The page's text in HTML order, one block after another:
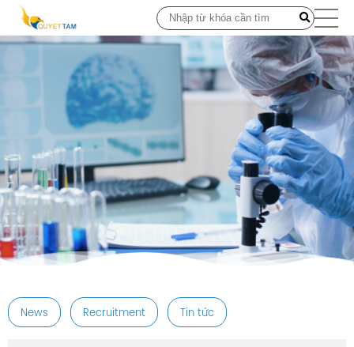
post
News Recruitment Tin tức